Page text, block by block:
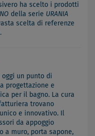
ha scelto i prodotti
della serie URANIA
scelta di referenze
un punto di
progettazione e
per il bagno. La cura
trovano
e innovativo. Il
da appoggio
a muro, porta sapone,